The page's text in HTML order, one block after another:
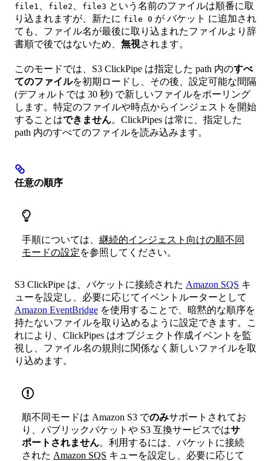
file1 file2 file3 という名前のファイルは順番に取
り込まれますが、新たに file 0 が バケット に追加され
ても、ファイル名が最後に取り込まれたファイルより辞
書順で後ではないため、 無視されます。
このモードでは、S3 ClickPipe は指定した path 内のすべ
てのファイルを初期ロードし、その後、設定可能な間隔
(デフォルトでは 30 秒) で新しいファイルをポーリング
します。特定のファイルや時点からインジェストを開始
することはできません。ClickPipes は常に、指定した
path 内のすべてのファイルを読み込みます。
任意の順序
手順については、 継続的インジェスト向けの順不同
モードの設定を参照してください。
S3 ClickPipe は、バケットに接続された Amazon SQS キ
ューを設定し、必要に応じてイベントルーターとして
Amazon EventBridge を使用することで、暗黙的な順序を
持たないファイルを取り込めるように設定できます。こ
れにより、ClickPipes はオブジェクト作成イベントを監
視し、ファイル名の規則に関係なく新しいファイルを取
り込めます。
順不同モードは Amazon S3 でのみサポートされてお
り、パブリックバケットや S3 互換サービスではサ
ポートされません。利用するには、バケットに接続
された Amazon SQS キューを設定し、必要に応じて